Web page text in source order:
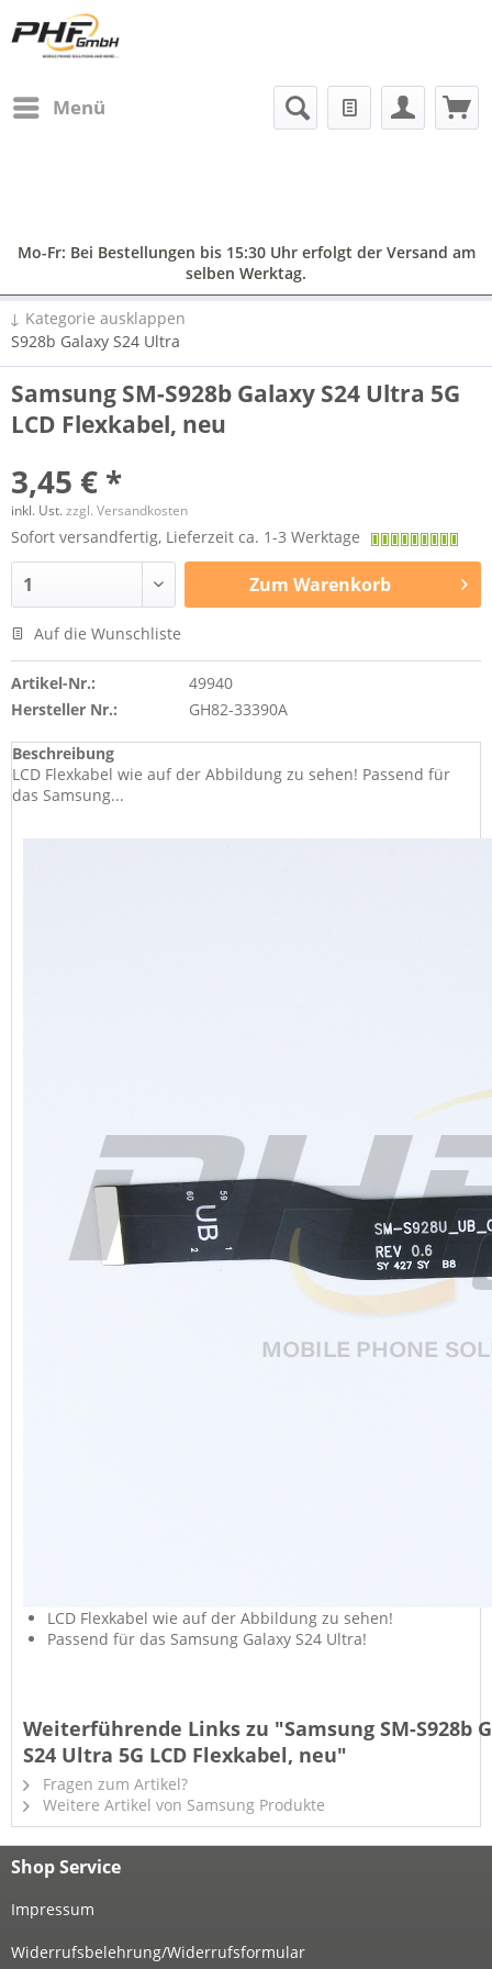
Menü
Mo-Fr: Bei Bestellungen bis 15:30 Uhr erfolgt der Versand am
selben Werktag.
↓ Kategorie ausklappen
S928b Galaxy S24 Ultra
Samsung SM-S928b Galaxy S24 Ultra 5G
LCD Flexkabel, neu
3,45 € *
inkl. Ust.zzgl. Versandkosten
Sofort versandfertig, Lieferzeit ca. 1-3 Werktage
Zum Warenkorb
Auf die Wunschliste
Artikel-Nr.:
49940
Hersteller Nr.:
GH82-33390A
Beschreibung
LCD Flexkabel wie auf der Abbildung zu sehen! Passend für
das Samsung...
LCD Flexkabel wie auf der Abbildung zu sehen!
Passend für das Samsung Galaxy S24 Ultra!
Weiterführende Links zu "Samsung SM-S928b
S24 Ultra 5G LCD Flexkabel, neu"
Fragen zum Artikel?
Weitere Artikel von Samsung Produkte
Shop Service
Impressum
Widerrufsbelehrung/Widerrufsformular